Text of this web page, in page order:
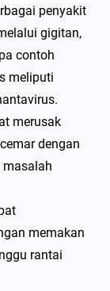
penyakit
gigitan,
contoh
meliputi
merusak
dengan
masalah
memakan
rantai